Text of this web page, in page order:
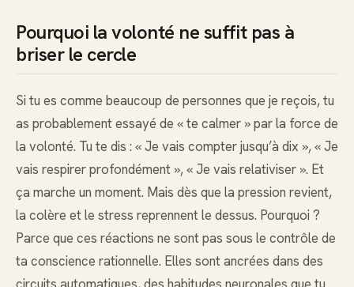
Pourquoi la volonté ne suffit pas à
briser le cercle
Si tu es comme beaucoup de personnes que je reçois, tu
as probablement essayé de « te calmer » par la force de
la volonté. Tu te dis : « Je vais compter jusqu’à dix », « Je
vais respirer profondément », « Je vais relativiser ». Et
ça marche un moment. Mais dès que la pression revient,
la colère et le stress reprennent le dessus. Pourquoi ?
Parce que ces réactions ne sont pas sous le contrôle de
ta conscience rationnelle. Elles sont ancrées dans des